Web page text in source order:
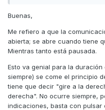
Estos tuyos yo los habia
Sin embargo me parece
aparentemente, algo mejor
experiencia con ellos y yo
no tanto por música.
Otra cosa: ¿que quieres
las indicaciones? todas o
Buenas,
Me refiero a que la
abierta; se abre cuando tiene
Mientras tanto está pausada.
Esto va genial para la
siempre) se come el principio
tiene que decir "gire a la
derecha". No ocurre siempre,
indicaciones, basta con pulsar